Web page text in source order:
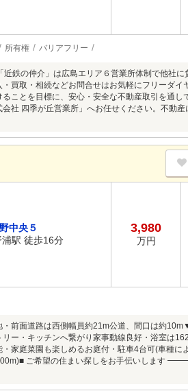
所有権 バリアフリー
鉄の仲介」は広島エリア６営業所体制で他社
買取・相続などお問合せはお気軽にフリーダ
ことを目標に、安心・安全な不動産取引を通
社 四季が丘営業所」へお任せください。不動
中央５
浦駅 徒歩16分
3,980
万円
前面道路は西側幅員約21m公道、間口は約
ー・キッチンへ繋がり家事動線良好・浴室は
家庭菜園も楽しめるお庭付・駐車4台可(車種
ご希望の住まい探しをお手伝いします